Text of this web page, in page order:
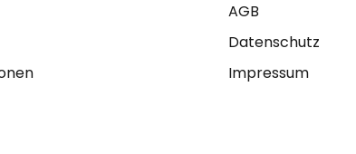
AGB
Datenschutz
Impressum